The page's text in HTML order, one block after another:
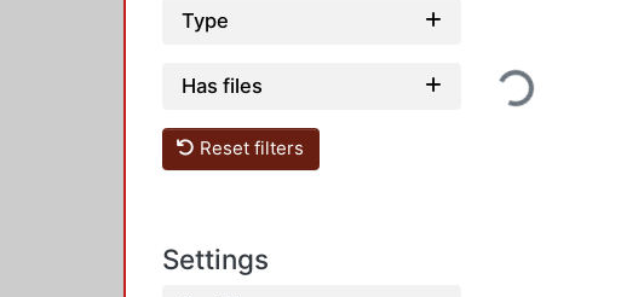
Type
Has files
Reset filters
Settings
Loading...